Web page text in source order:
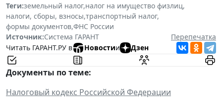
Теги:земельный налог,налог на имущество физлиц,
налоги, сборы, взносы,транспортный налог,
формы документов,ФНС России
Источник:Система ГАРАНТ
Перепечатка
Читать ГАРАНТ.РУ в
Новостии Дзен
Документы по теме:
Налоговый кодекс Российской Федерации